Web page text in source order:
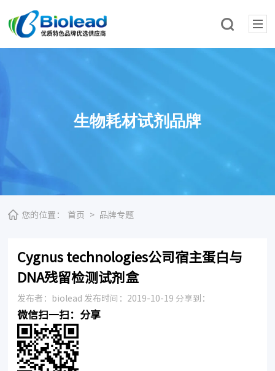
生物耗材试剂品牌
您的位置： 首页 > 品牌专题
Cygnus technologies公司宿主蛋白与
DNA残留检测试剂盒
发布者：biolead 发布时间：2019-10-19 分享到：
微信扫一扫：分享